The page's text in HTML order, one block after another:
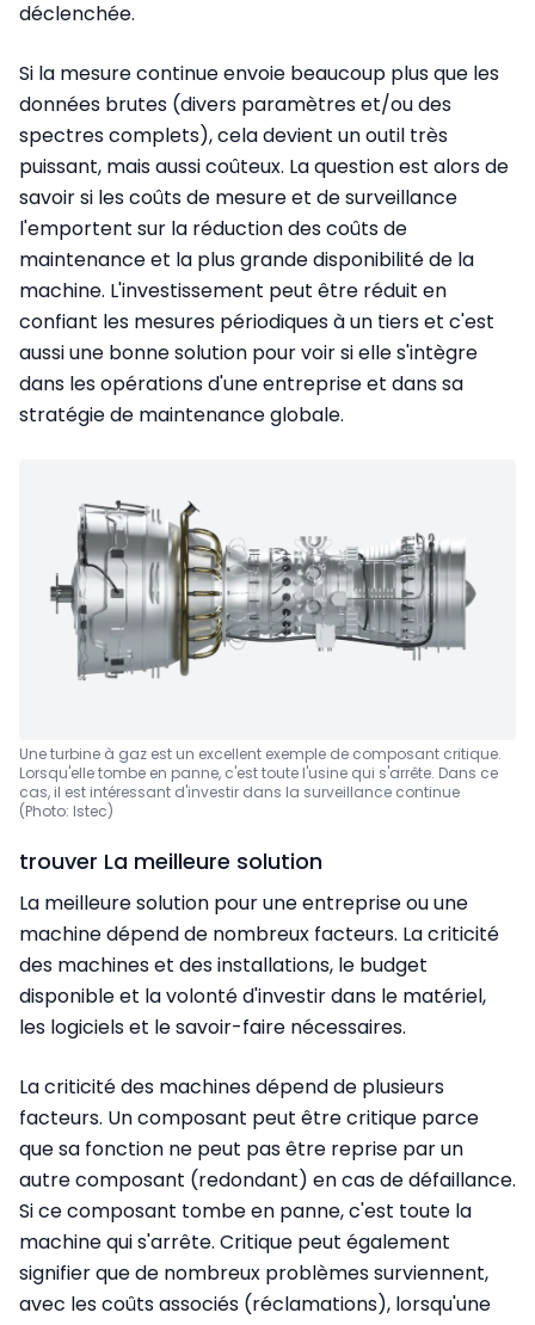
déclenchée.
Si la mesure continue envoie beaucoup plus que les
données brutes (divers paramètres et/ou des
spectres complets), cela devient un outil très
puissant, mais aussi coûteux. La question est alors de
savoir si les coûts de mesure et de surveillance
l'emportent sur la réduction des coûts de
maintenance et la plus grande disponibilité de la
machine. L'investissement peut être réduit en
confiant les mesures périodiques à un tiers et c'est
aussi une bonne solution pour voir si elle s'intègre
dans les opérations d'une entreprise et dans sa
stratégie de maintenance globale.
Une turbine à gaz est un excellent exemple de composant critique.
Lorsqu'elle tombe en panne, c'est toute l'usine qui s'arrête. Dans ce
cas, il est intéressant d'investir dans la surveillance continue
(Photo: Istec)
trouver La meilleure solution
La meilleure solution pour une entreprise ou une
machine dépend de nombreux facteurs. La criticité
des machines et des installations, le budget
disponible et la volonté d'investir dans le matériel,
les logiciels et le savoir-faire nécessaires.
La criticité des machines dépend de plusieurs
facteurs. Un composant peut être critique parce
que sa fonction ne peut pas être reprise par un
autre composant (redondant) en cas de défaillance.
Si ce composant tombe en panne, c'est toute la
machine qui s'arrête. Critique peut également
signifier que de nombreux problèmes surviennent,
avec les coûts associés (réclamations), lorsqu'une